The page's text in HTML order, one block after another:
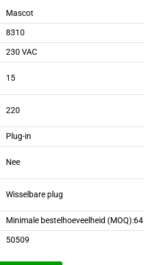
Mascot
8310
230 VAC
15
220
Plug-in
Nee
Wisselbare plug
Minimale bestelhoeveelheid (MOQ):64
50509